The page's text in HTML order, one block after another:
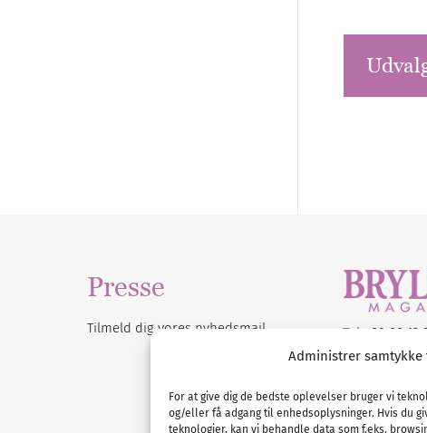
Administrer
For at give dig de bedste oplevelser bruger vi
og/eller få adgang til enhedsoplysninger. Hvis du
teknologier, kan vi behandle data som f.eks.
Presse
Tilmeld dig vores nyhedsmail Tel :
89 88 13
E-post:
© All rights
Org.nr: